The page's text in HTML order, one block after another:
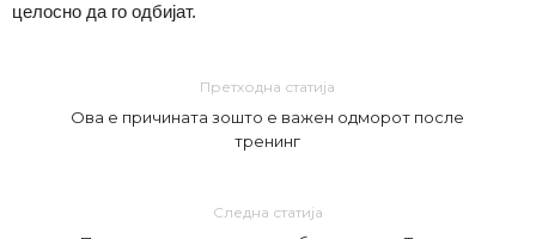
целосно да го одбијат.
Претходна статија
Ова е причината зошто е важен одморот после
тренинг
Следна статија